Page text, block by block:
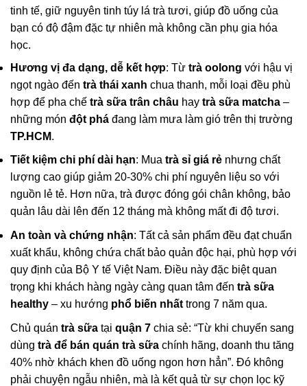
tinh tế, giữ nguyên tinh túy lá trà tươi, giúp đồ uống của
bạn có độ đậm đặc tự nhiên mà không cần phụ gia hóa
học.
Hương vị đa dạng, dễ kết hợp: Từ trà oolong với hậu vị
ngọt ngào đến trà thái xanh chua thanh, mỗi loại đều phù
hợp để pha chế trà sữa trân châu hay trà sữa matcha –
những món đột phá đang làm mưa làm gió trên thị trường
TP.HCM.
Tiết kiệm chi phí dài hạn: Mua trà sỉ giá rẻ nhưng chất
lượng cao giúp giảm 20-30% chi phí nguyên liệu so với
nguồn lẻ tẻ. Hơn nữa, trà được đóng gói chân không, bảo
quản lâu dài lên đến 12 tháng mà không mất đi độ tươi.
An toàn và chứng nhận: Tất cả sản phẩm đều đạt chuẩn
xuất khẩu, không chứa chất bảo quản độc hại, phù hợp với
quy định của Bộ Y tế Việt Nam. Điều này đặc biệt quan
trọng khi khách hàng ngày càng quan tâm đến trà sữa
healthy – xu hướng phổ biến nhất trong 7 năm qua.
Chủ quán trà sữa tại quận 7 chia sẻ: “Từ khi chuyển sang
dùng trà để bán quán trà sữa chính hãng, doanh thu tăng
40% nhờ khách khen đồ uống ngon hơn hẳn”. Đó không
phải chuyện ngẫu nhiên, mà là kết quả từ sự chọn lọc kỹ